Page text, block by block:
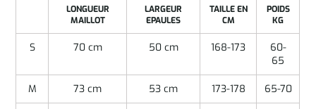
LONGUEUR
MAILLOT
LARGEUR
EPAULES
TAILLE EN
CM
POIDS
KG
S 70 cm 50 cm 168-173
60-
65
M 73 cm 53 cm 173-178 65-70